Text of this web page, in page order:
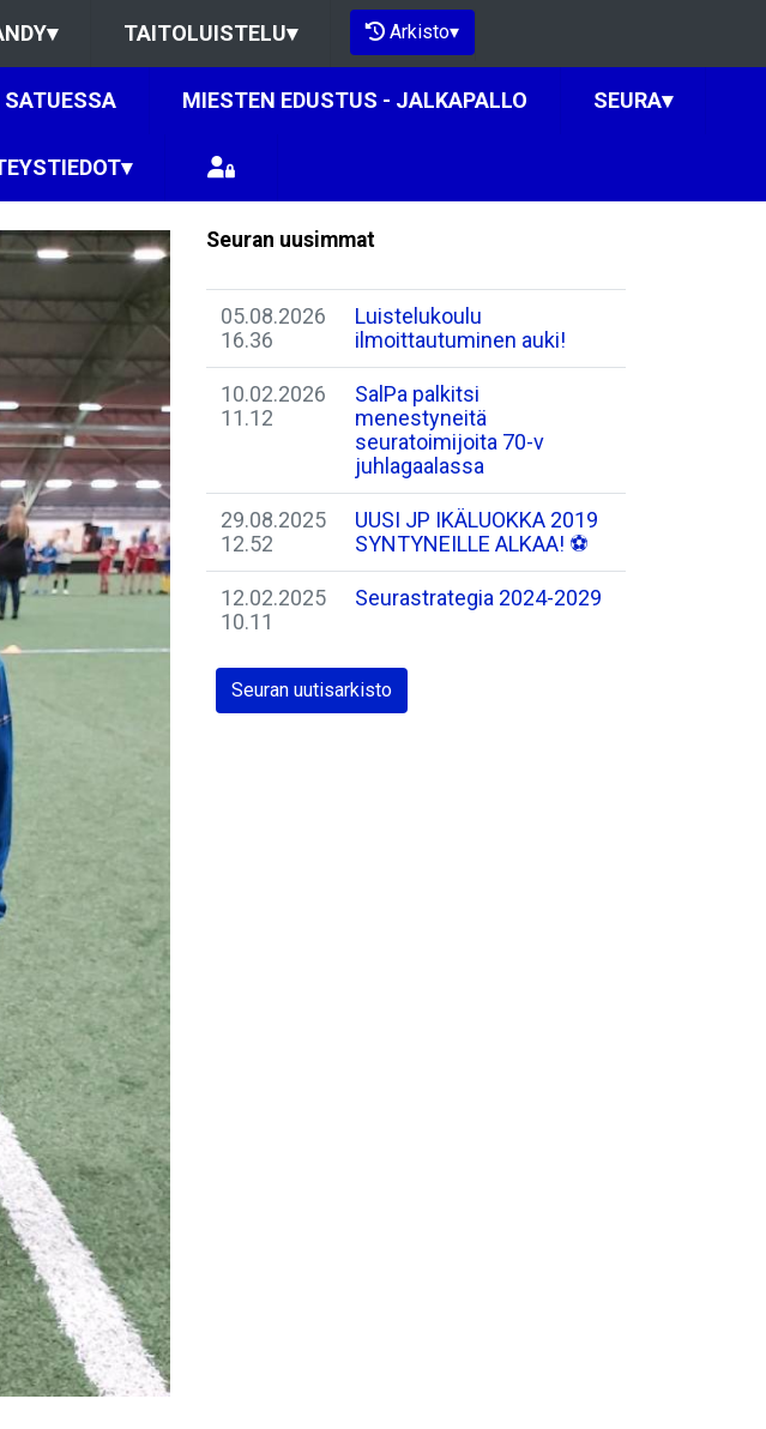
▾ TAITOLUISTELU▾ Arkisto▾
MIESTEN EDUSTUS - JALKAPALLO SEURA▾
▾
Seuran uusimmat
05.08.2026
16.36
Luistelukoulu
ilmoittautuminen auki!
10.02.2026
11.12
SalPa palkitsi
menestyneitä
seuratoimijoita 70-v
juhlagaalassa
29.08.2025
12.52
​UUSI JP IKÄLUOKKA 2019
SYNTYNEILLE ALKAA! ⚽️
12.02.2025
10.11
Seurastrategia 2024-2029
Seuran uutisarkisto